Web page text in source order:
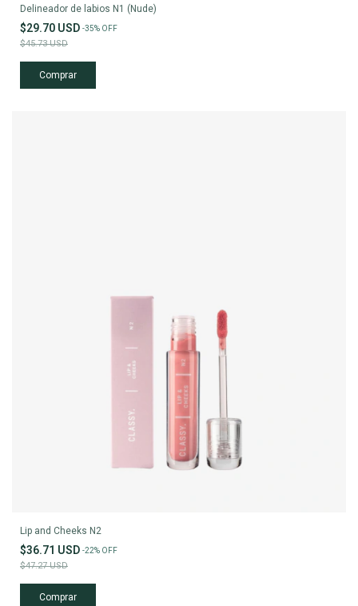
Delineador de labios N1 (Nude)
$29.70 USD -35% OFF
$45.73 USD
Lip and Cheeks N2
$36.71 USD -22% OFF
$47.27 USD